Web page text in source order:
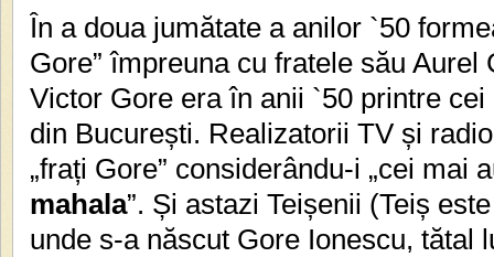
În a doua jumătate a anilor `50
Gore” împreuna cu fratele său Aurel
Victor Gore era în anii `50 printre
din București. Realizatorii TV și
„frați Gore” considerându-i „cei mai
mahala”. Și astazi Teișenii (Teiș
unde s-a născut Gore Ionescu, tătal